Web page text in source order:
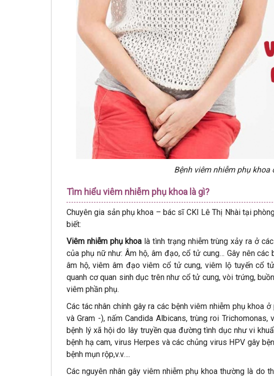
Bệnh viêm nhiễm phụ khoa
Tìm hiểu viêm nhiễm phụ khoa là gì?
Chuyên gia sản phụ khoa – bác sĩ CKI Lê Thị Nhài tại
biết:
Viêm nhiễm phụ khoa là tình trạng nhiễm trùng xảy ra ở
của phụ nữ như: Âm hộ, âm đạo, cổ tử cung… Gây nên
âm hộ, viêm âm đạo viêm cổ tử cung, viêm lộ tuyến cổ
quanh cơ quan sinh dục trên như cổ tử cung, vòi trứng,
viêm phần phụ.
Các tác nhân chính gây ra các bệnh viêm nhiễm phụ khoa
và Gram -), nấm Candida Albicans, trùng roi Trichomonas,
bệnh lý xã hội do lây truyền qua đường tình dục như vi
bệnh hạ cam, virus Herpes và các chủng virus HPV gây
bệnh mụn rộp,v.v….
Các nguyên nhân gây viêm nhiễm phụ khoa thường là do